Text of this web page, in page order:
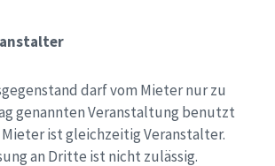
darf vom Mieter nur zu
genannten Veranstaltung benutzt
ist gleichzeitig Veranstalter.
an Dritte ist nicht zulässig.